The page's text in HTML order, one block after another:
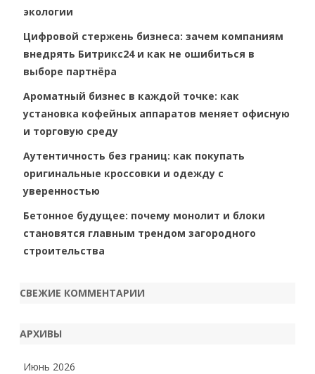
экологии
Цифровой стержень бизнеса: зачем компаниям
внедрять Битрикс24 и как не ошибиться в
выборе партнёра
Ароматный бизнес в каждой точке: как
установка кофейных аппаратов меняет офисную
и торговую среду
Аутентичность без границ: как покупать
оригинальные кроссовки и одежду с
уверенностью
Бетонное будущее: почему монолит и блоки
становятся главным трендом загородного
строительства
СВЕЖИЕ КОММЕНТАРИИ
АРХИВЫ
Июнь 2026